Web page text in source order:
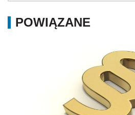
POWIĄZANE